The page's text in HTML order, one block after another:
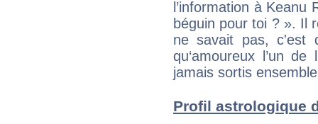
l’information à Keanu
béguin pour toi ? ». Il
ne savait pas, c'est
qu‘amoureux l’un
jamais sortis
Profil astrologique